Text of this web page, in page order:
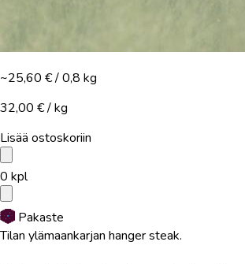
~25,60 €/ 0,8 kg
32,00 € / kg
Lisää ostoskoriin
0 kpl
Pakaste
Tilan ylämaankarjan hanger steak.